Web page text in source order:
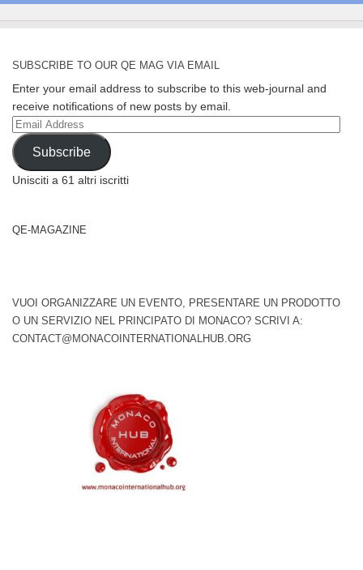
SUBSCRIBE TO OUR QE MAG VIA EMAIL
Enter your email address to subscribe to this web-journal and
receive notifications of new posts by email.
Email
Address
Subscribe
Unisciti a 61 altri iscritti
QE-MAGAZINE
VUOI ORGANIZZARE UN EVENTO, PRESENTARE UN PRODOTTO
O UN SERVIZIO NEL PRINCIPATO DI MONACO? SCRIVI A:
CONTACT@MONACOINTERNATIONALHUB.ORG